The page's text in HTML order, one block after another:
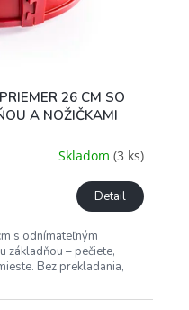
26 CM SO
A NOŽIČKAMI
Skladom (3 ks)
Detail
s odnímateľným
základňou – pečiete,
Bez prekladania,